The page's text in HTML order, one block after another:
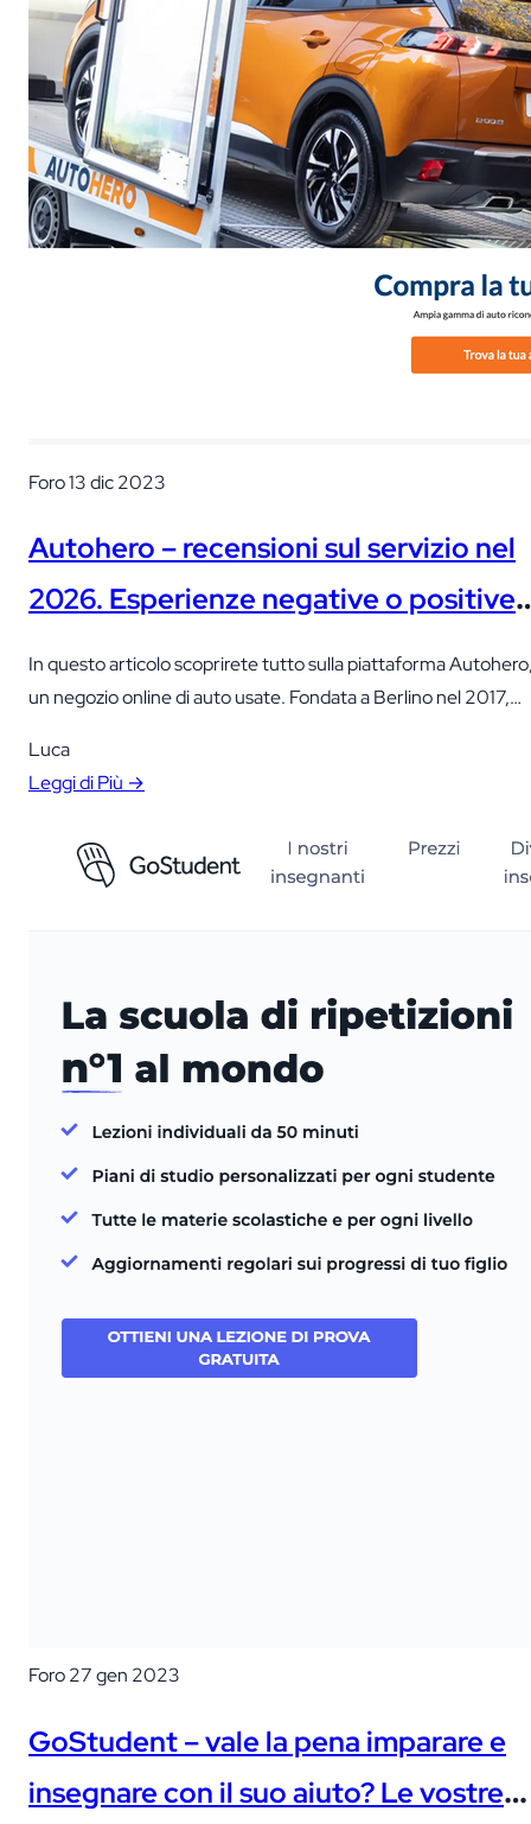
Foro13 dic 2023
Autohero – recensioni sul servizio nel
2026. Esperienze negative o positive?
Lo sappiamo già!
In questo articolo scoprirete tutto sulla piattaforma
un negozio online di auto usate. Fondata a Berlino nel 2017,
acquistano auto online, offrendo ai propri clienti un’esperienza
unica.
Luca
Leggi di Più →
Foro27 gen 2023
GoStudent – vale la pena imparare e
insegnare con il suo aiuto? Le vostre